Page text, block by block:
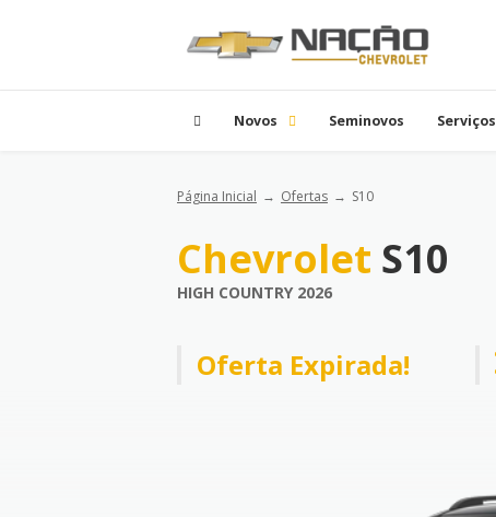
Novos Seminovos Serviços
Página Inicial Ofertas S10
Chevrolet S10
HIGH COUNTRY 2026
Oferta Expirada!